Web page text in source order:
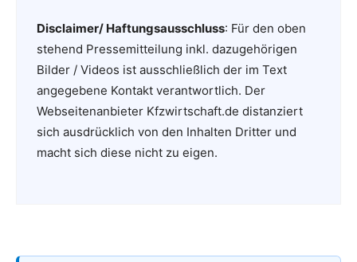
Disclaimer/ Haftungsausschluss: Für den oben
stehend Pressemitteilung inkl. dazugehörigen
Bilder / Videos ist ausschließlich der im Text
angegebene Kontakt verantwortlich. Der
Webseitenanbieter Kfzwirtschaft.de distanziert
sich ausdrücklich von den Inhalten Dritter und
macht sich diese nicht zu eigen.